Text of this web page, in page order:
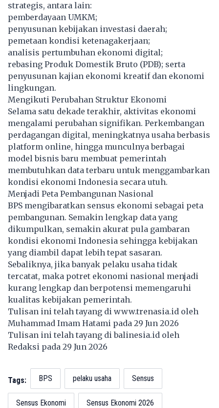
strategis, antara lain:
pemberdayaan UMKM;
penyusunan kebijakan investasi daerah;
pemetaan kondisi ketenagakerjaan;
analisis pertumbuhan ekonomi digital;
rebasing Produk Domestik Bruto (PDB); serta
penyusunan kajian ekonomi kreatif dan ekonomi
lingkungan.
Mengikuti Perubahan Struktur Ekonomi
Selama satu dekade terakhir, aktivitas ekonomi
mengalami perubahan signifikan. Perkembangan
perdagangan digital, meningkatnya usaha berbasis
platform online, hingga munculnya berbagai
model bisnis baru membuat pemerintah
membutuhkan data terbaru untuk menggambarkan
kondisi ekonomi Indonesia secara utuh.
Menjadi Peta Pembangunan Nasional
BPS mengibaratkan sensus ekonomi sebagai peta
pembangunan. Semakin lengkap data yang
dikumpulkan, semakin akurat pula gambaran
kondisi ekonomi Indonesia sehingga kebijakan
yang diambil dapat lebih tepat sasaran.
Sebaliknya, jika banyak pelaku usaha tidak
tercatat, maka potret ekonomi nasional menjadi
kurang lengkap dan berpotensi memengaruhi
kualitas kebijakan pemerintah.
Tulisan ini telah tayang di www.trenasia.id oleh
Muhammad Imam Hatami pada 29 Jun 2026
Tulisan ini telah tayang dibalinesia.id oleh
Redaksi pada 29 Jun 2026
Tags: BPS pelaku usaha Sensus
Sensus Ekonomi Sensus Ekonomi 2026